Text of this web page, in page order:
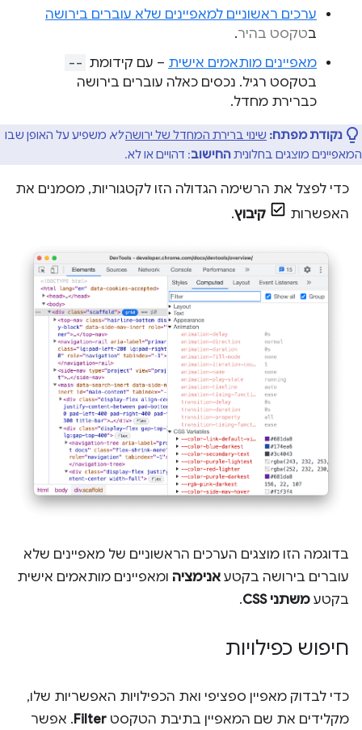
ערכים ראשוניים למאפיינים שלא עוברים בירושה
בטקסט בהיר.
מאפיינים מותאמים אישית – עם קידומת --
בטקסט רגיל. נכסים כאלה עוברים בירושה
כברירת מחדל.
נקודת מפתח: שינוי ברירת המחדל של ירושהלא משפיע על האופן שבו
המאפיינים מוצגים בחלוניתהחישוב: דהויים או לא.
כדי לפצל את הרשימה הגדולה הזו לקטגוריות, מסמנים את
האפשרות
קיבוץ.
בדוגמה הזו מוצגים הערכים הראשוניים של מאפיינים שלא
עוברים בירושה בקטע אנימציה ומאפיינים מותאמים אישית
בקטע משתני CSS .
חיפוש כפילויות
כדי לבדוק מאפיין ספציפי ואת הכפילויות האפשריות שלו,
מקלידים את שם המאפיין בתיבת הטקסט Filter. אפשר